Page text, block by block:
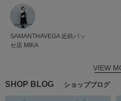
SAMANTHAVEGA 近鉄パッ
セ店 MIKA
VIEW
SHOP BLOG ショップブログ